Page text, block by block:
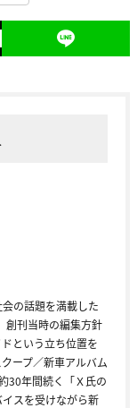
の話題を満載した
創刊当時の編集方針
という立ち位置を
ープ／新車アルバム
30年間続く「Ｘ氏の
スを受けながら新